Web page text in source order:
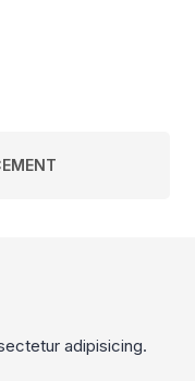
adipisicing.